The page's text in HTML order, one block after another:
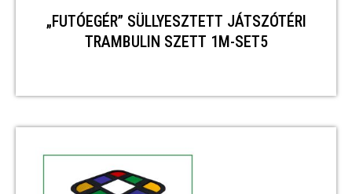
„FUTÓEGÉR” SÜLLYESZTETT JÁTSZÓTÉRI
TRAMBULIN SZETT 1M-SET5